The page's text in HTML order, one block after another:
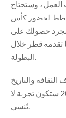
، وستحتاج
لحضور كأس
حصولك على
تقدمه قطر خلال
البطولة.
والتاريخ
الثريين للبلاد ، من المؤكد أن كأس العالم 2022 ستكون تجربة لا
تُنسى.